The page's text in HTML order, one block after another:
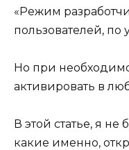
«Режим
пользователей,
Но при
активировать в
В этой статье, я не
какие именно,